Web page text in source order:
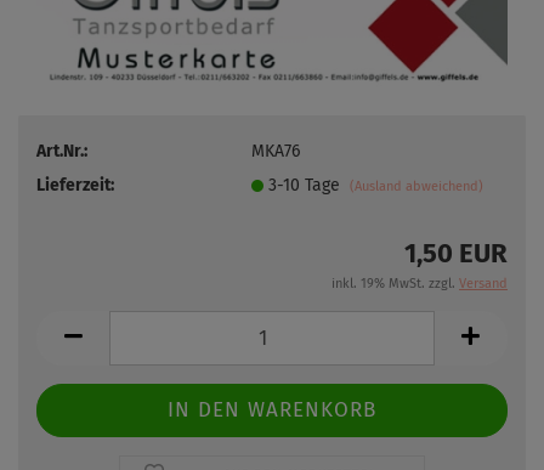
Art.Nr.:
MKA76
Lieferzeit:
3-10 Tage (Ausland abweichend)
1,50 EUR
inkl. 19% MwSt. zzgl. Versand